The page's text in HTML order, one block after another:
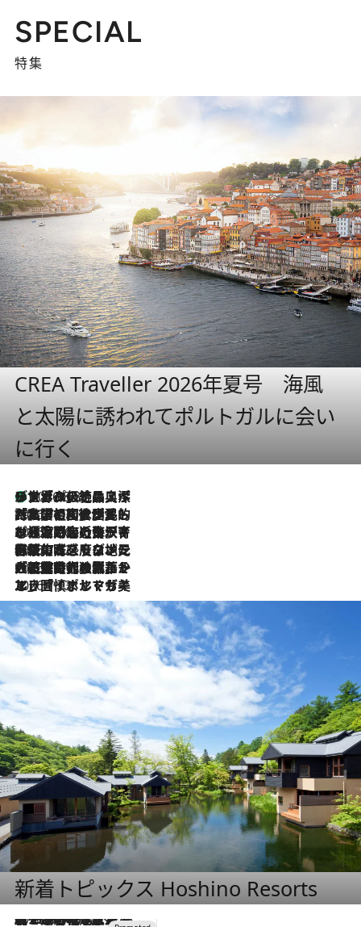
SPECIAL
特集
CREA Traveller 2026年夏号 海風
と太陽に誘われてポルトガルに会い
に行く
2026.8.8
リスボンの絶品スイーツ「パステル・デ・ナタ」とは？ポルトガル伝統の奥深い世界へ
2026.7.27
「私の祖国はポルトガル語です」国民的詩人フェルナンド・ペソアと、彼が愛した文学の街を歩く
2026.7.26
ポルトガル近海が育む極上の海の幸。キリリと冷えた白ワインと愉しむ、シーフード専門店の贅沢
2026.7.22
伝統の味をモダンに昇華。高感度な地元客が集う、リスボンの最旬ガストロノミー
2026.7.21
大航海時代の栄華から、震災、独裁、そして革命へ。ポルトガル・首都リスボンの石畳に刻まれた「歴史の光と影」
2026.7.13
エッセイ・ヤマザキマリ「慎ましくも美しき国 ポルトガル」
新着トピックス Hoshino Resorts
2026.8.7
【トンボの足水浴】ヒノキの香りに包まれて涼感マックス！約13℃の湧水かけ流しを避暑地「星野温泉 トンボの湯」で体験